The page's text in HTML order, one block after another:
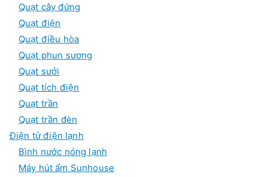
Quạt cây đứng
Quạt điện
Quạt điều hòa
Quạt phun sương
Quạt sưởi
Quạt tích điện
Quạt trần
Quạt trần đèn
Điện tử điện lạnh
Bình nước nóng lạnh
Máy hút ẩm Sunhouse